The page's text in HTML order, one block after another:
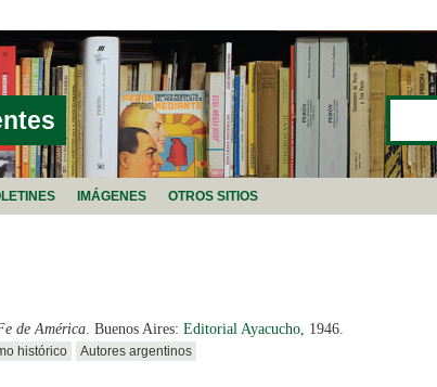
Buscar
IMÁGENES OTROS SITIOS
de América. Buenos Aires: Editorial Ayacucho, 1946.
histórico
Autores argentinos